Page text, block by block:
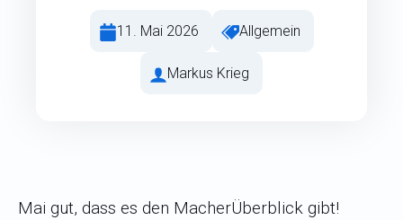
11. Mai 2026 Allgemein
Markus Krieg
Mai gut, dass es den MacherÜberblick gibt!